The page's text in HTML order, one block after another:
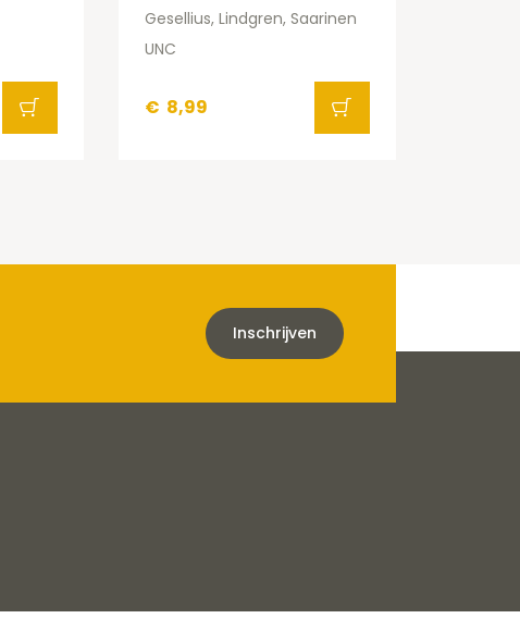
Gesellius, Lindgren, Saarinen
UNC
€ 8,99
Inschrijven